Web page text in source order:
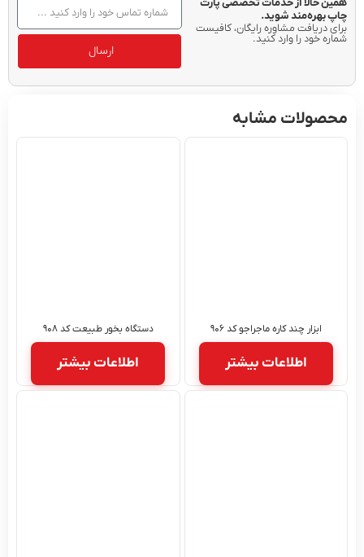
حالا از خدمات تخصصی پارت
شوید.
مشاوره رایگان، کافیست
خود را وارد کنید.
مشابه
ابزار چند کاره ماجراجو کد ۹۰۶
اطلاعات بیشتر
دستگاه بخور طبیعت کد ۹۰۸
اطلاعات بیشتر